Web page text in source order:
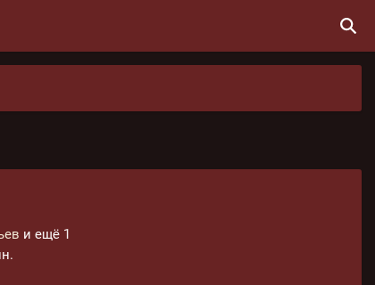
и ещё 1